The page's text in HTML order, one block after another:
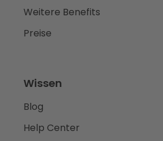
Weitere Benefits
Preise
Wissen
Blog
Help Center